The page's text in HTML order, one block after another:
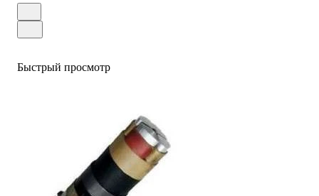
Быстрый просмотр